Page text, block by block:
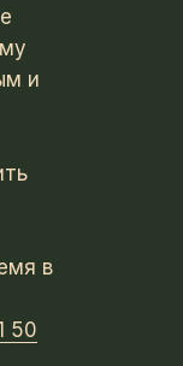
и
в
50